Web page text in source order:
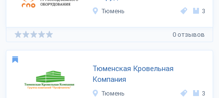
Тюмень 3
0 отзывов
Тюменская Кровельная
Компания
Тюмень 3